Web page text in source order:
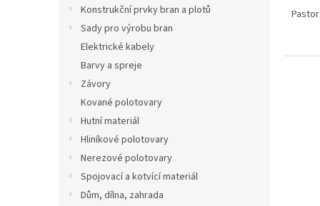
Konstrukční prvky bran a plotů
Sady pro výrobu bran
Elektrické kabely
Barvy a spreje
Závory
Kované polotovary
Hutní materiál
Hliníkové polotovary
Nerezové polotovary
Spojovací a kotvící materiál
Dům, dílna, zahrada